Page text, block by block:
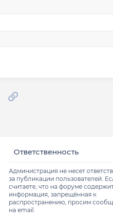
Электронная почта
Ответственность
Администрация не несет
за публикации пользователей.
считаете, что на форуме
информация, запрещённая к
распространению, просим
на email.